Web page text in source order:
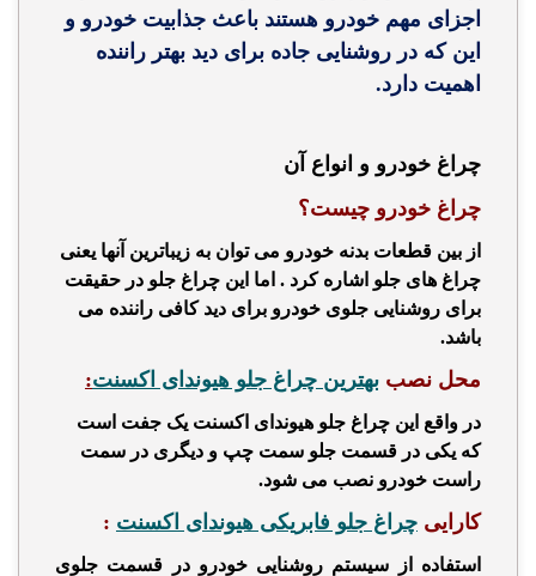
اجزای مهم خودرو هستند باعث جذابیت خودرو و
این که در روشنایی جاده برای دید بهتر راننده
اهمیت دارد.
چراغ خودرو و انواع آن
چراغ خودرو چیست؟
از بین قطعات بدنه خودرو می توان به زیباترین آنها یعنی
چراغ های جلو ا شاره کرد . اما این چراغ جلو در حقیقت
برای روشنایی جلوی خودرو برای دید کافی راننده می
باشد.
محل نصب بهترین چراغ جلو هیوندای اکسنت:
در واقع این چراغ جلو هیوندای اکسنت یک جفت است
که یکی در قسمت جلو سمت چپ و دیگری در سمت
راست خودرو نصب می شود.
کارایی چراغ جلو فابریکی هیوندای اکسنت :
استفاده از سیستم روشنایی خودرو در قسمت جلوی